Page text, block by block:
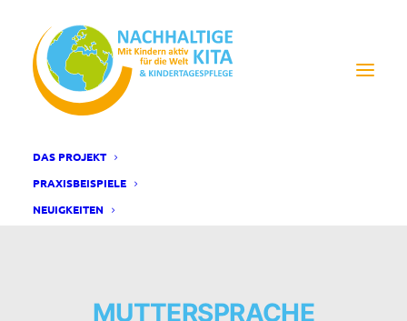
DAS PROJEKT
PRAXISBEISPIELE
NEUIGKEITEN
MUTTERSPRACHE